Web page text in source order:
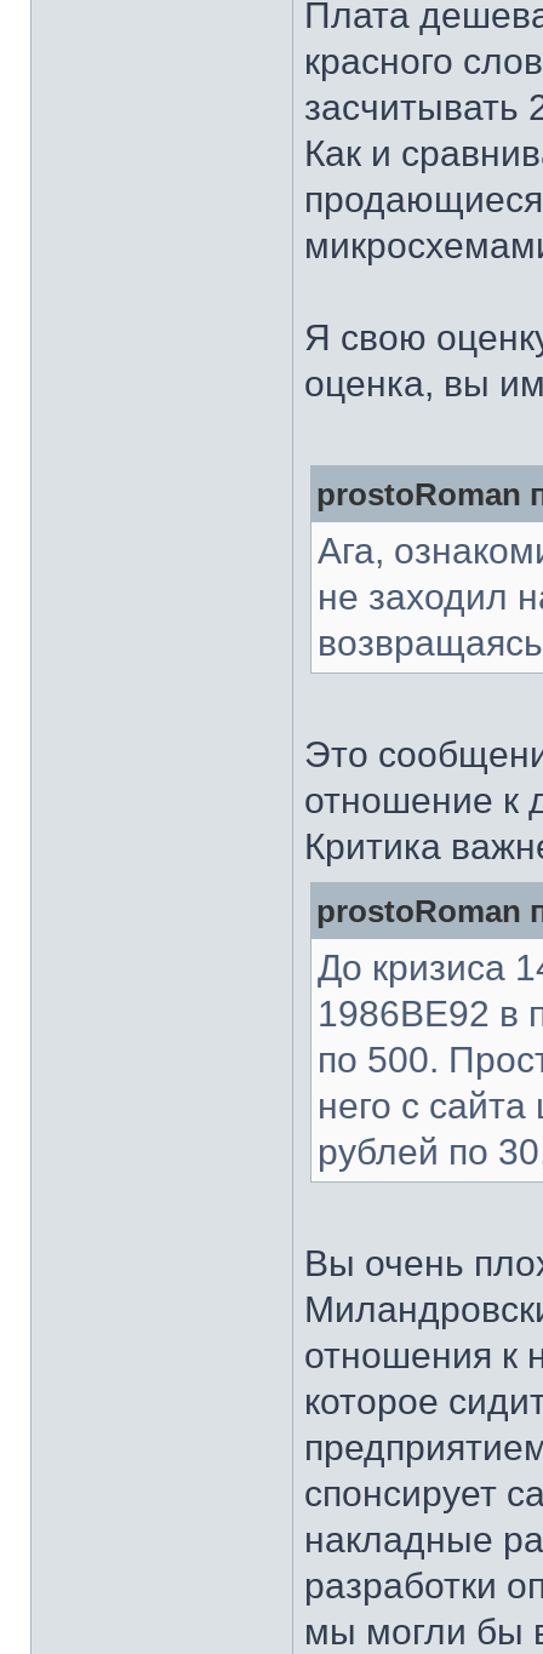
Плата
красного
засчитывать
Как и
Я свою
оценка, вы
prostoRoman
Ага,
не заходил
Это
отношение к
Критика
prostoRoman
До кризиса
1986ВЕ92 в
по 500.
него с
рублей по
Вы очень
отношения к
которое
спонсирует
накладные
разработки
мы могли бы